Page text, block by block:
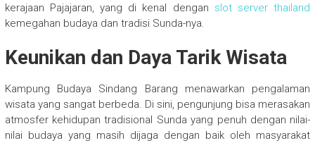
kerajaan Pajajaran, yang di kenal dengan slot server thailand
kemegahan budaya dan tradisi Sunda-nya.
Keunikan dan Daya Tarik Wisata
Kampung Budaya Sindang Barang menawarkan pengalaman
wisata yang sangat berbeda. Di sini, pengunjung bisa merasakan
atmosfer kehidupan tradisional Sunda yang penuh dengan nilai-
nilai budaya yang masih dijaga dengan baik oleh masyarakat